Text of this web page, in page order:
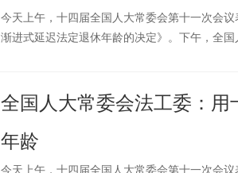
今天上午，十四届全国人大常委会第十一次会
渐进式延迟法定退休年龄的决定》。下午，全
全国人大常委会法工委：
年龄
今天上午，十四届全国人大常委会第十一次会